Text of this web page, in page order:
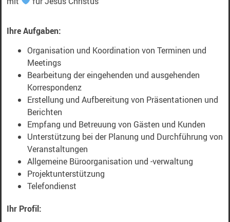
Ihre Aufgaben:
Organisation und Koordination von Terminen und
Meetings
Bearbeitung der eingehenden und ausgehenden
Korrespondenz
Erstellung und Aufbereitung von Präsentationen und
Berichten
Empfang und Betreuung von Gästen und Kunden
Unterstützung bei der Planung und Durchführung von
Veranstaltungen
Allgemeine Büroorganisation und -verwaltung
Projektunterstützung
Telefondienst
Ihr Profil: